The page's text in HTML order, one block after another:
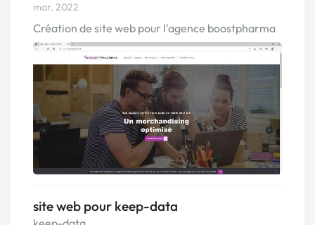
mar. 2022
Création de site web pour l'agence boostpharma
site web pour keep-data